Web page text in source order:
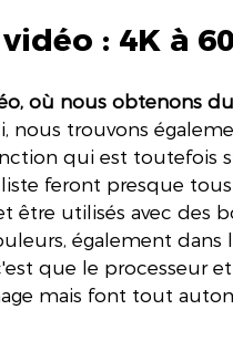
: 4K à
où nous obtenons
nous trouvons
qui est toutefois
feront presque
utilisés avec des
également dans
que le processeur
mais font tout